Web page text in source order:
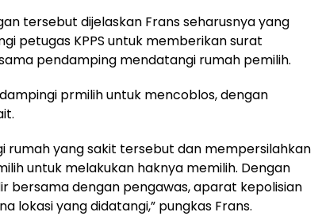
tersebut dijelaskan Frans seharusnya yang
petugas KPPS untuk memberikan surat
pendamping mendatangi rumah pemilih.
prmilih untuk mencoblos, dengan
rumah yang sakit tersebut dan mempersilahkan
untuk melakukan haknya memilih. Dengan
bersama dengan pengawas, aparat kepolisian
lokasi yang didatangi,” pungkas Frans.